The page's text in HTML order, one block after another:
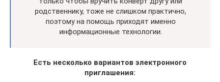
родственнику, тоже не слишком практично,
поэтому на помощь приходят именно
информационные технологии.
Есть несколько вариантов электронного
приглашения: